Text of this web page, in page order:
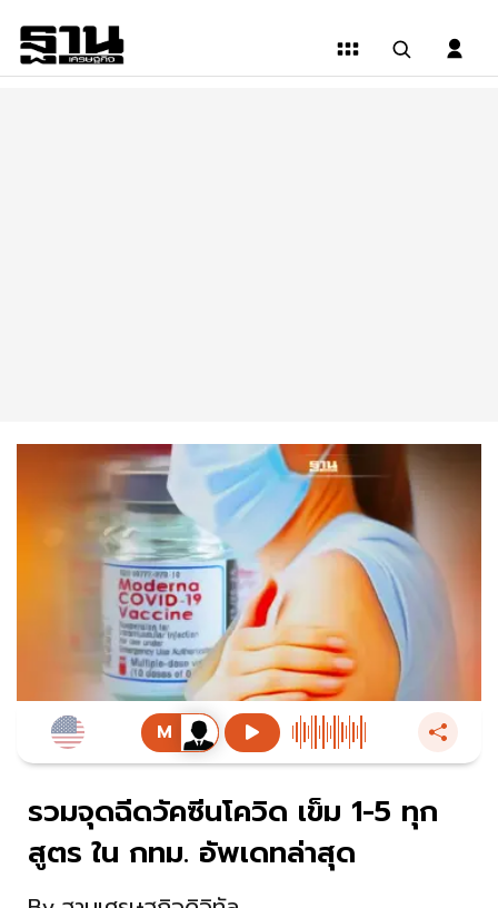
รวมจุดฉีดวัคซีนโควิด เข็ม 1-5 ทุก
สูตร ใน กทม. อัพเดทล่าสุด